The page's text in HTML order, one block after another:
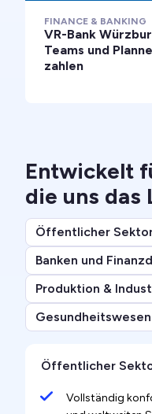
FINANCE & BANKING
VR-Bank
Teams und
zahlen
Entwickelt
die uns das
Öffentlicher
Banken und
Produktion &
Gesundheitswesen
Öffentlicher
Vollständig